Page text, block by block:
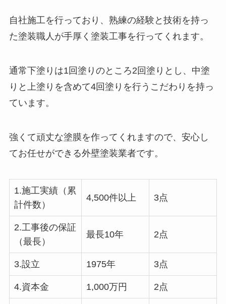
自社施工を行っており、熟練の経験と技術を持っ
た塗装職人が手厚く塗装工事を行ってくれます。
通常下塗りは1回塗りのところ2回塗りとし、中塗
りと上塗りを含めて4回塗りを行うこだわりを持っ
ています。
強くて頑丈な塗膜を作ってくれますので、安心し
てお任せができる外壁塗装業者です。
1.施工実績（累
計件数）
4,500件以上 3点
2.工事後の保証
（最長）
最長10年 2点
3.設立 1975年 3点
4.資本金 1,000万円 2点